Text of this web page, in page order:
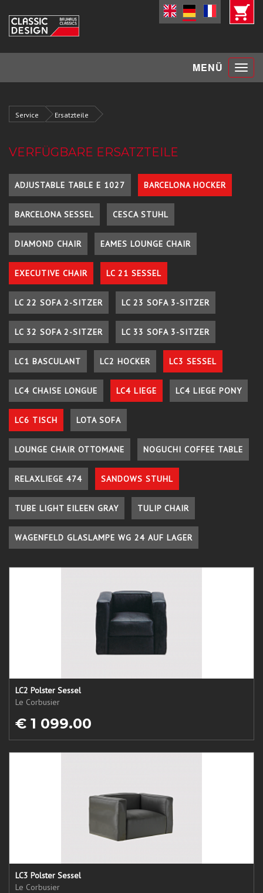
MENÜ Toggle
Service Ersatzteile
VERFÜGBARE ERSATZTEILE
ADJUSTABLE TABLE E 1027 BARCELONA HOCKER
BARCELONA SESSEL CESCA STUHL
DIAMOND CHAIR EAMES LOUNGE CHAIR
EXECUTIVE CHAIR LC 21 SESSEL
LC 22 SOFA 2-SITZER LC 23 SOFA 3-SITZER
LC 32 SOFA 2-SITZER LC 33 SOFA 3-SITZER
LC1 BASCULANT LC2 HOCKER LC3 SESSEL
LC4 CHAISE LONGUE LC4 LIEGE LC4 LIEGE PONY
LC6 TISCH LOTA SOFA
LOUNGE CHAIR OTTOMANE NOGUCHI COFFEE TABLE
RELAXLIEGE 474 SANDOWS STUHL
TUBE LIGHT EILEEN GRAY TULIP CHAIR
WAGENFELD GLASLAMPE WG 24 AUF LAGER
LC2 Polster Sessel
Le Corbusier
€ 1 099.00
LC3 Polster Sessel
Le Corbusier